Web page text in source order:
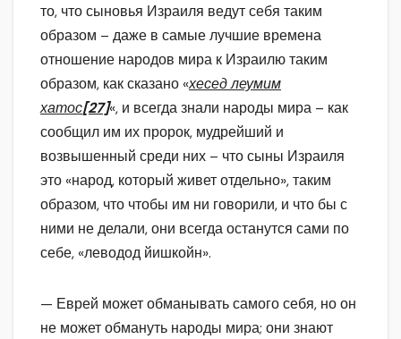
то, что сыновья Израиля ведут себя таким
образом – даже в самые лучшие времена
отношение народов мира к Израилю таким
образом, как сказано «хесед леумим
хатос[27]«, и всегда знали народы мира – как
сообщил им их пророк, мудрейший и
возвышенный среди них – что сыны Израиля
это «народ, который живет отдельно», таким
образом, что чтобы им ни говорили, и что бы с
ними не делали, они всегда останутся сами по
себе, «леводод йишкойн».
— Еврей может обманывать самого себя, но он
не может обмануть народы мира; они знают